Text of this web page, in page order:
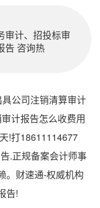
审计、招投标审
告 咨询热
公司注销清算审计
计报告怎么收费用
!打18611114677
.正规备案会计师事
。财速通-权威机构
告!